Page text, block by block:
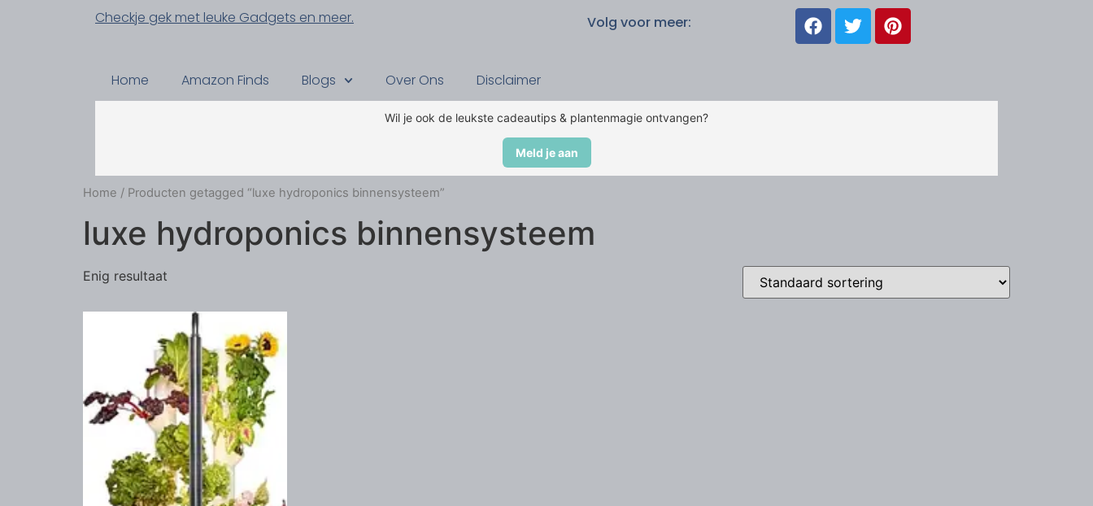
Checkje gek met leuke Gadgets en meer. Volg voor meer:
Home Amazon Finds Blogs Over Ons Disclaimer
Wil je ook de leukste cadeautips & plantenmagie ontvangen?
Meld je aan
Home / Producten getagged “luxe hydroponics binnensysteem”
luxe hydroponics binnensysteem
Enig resultaat